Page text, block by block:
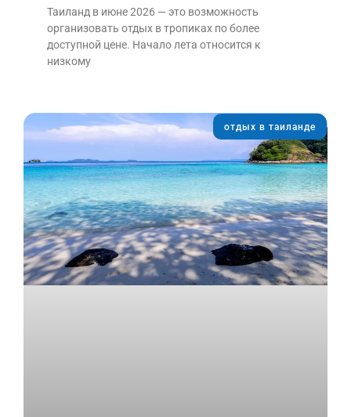
Таиланд в июне 2026 — это возможность
организовать отдых в тропиках по более
доступной цене. Начало лета относится к
низкому
отдых в таиланде